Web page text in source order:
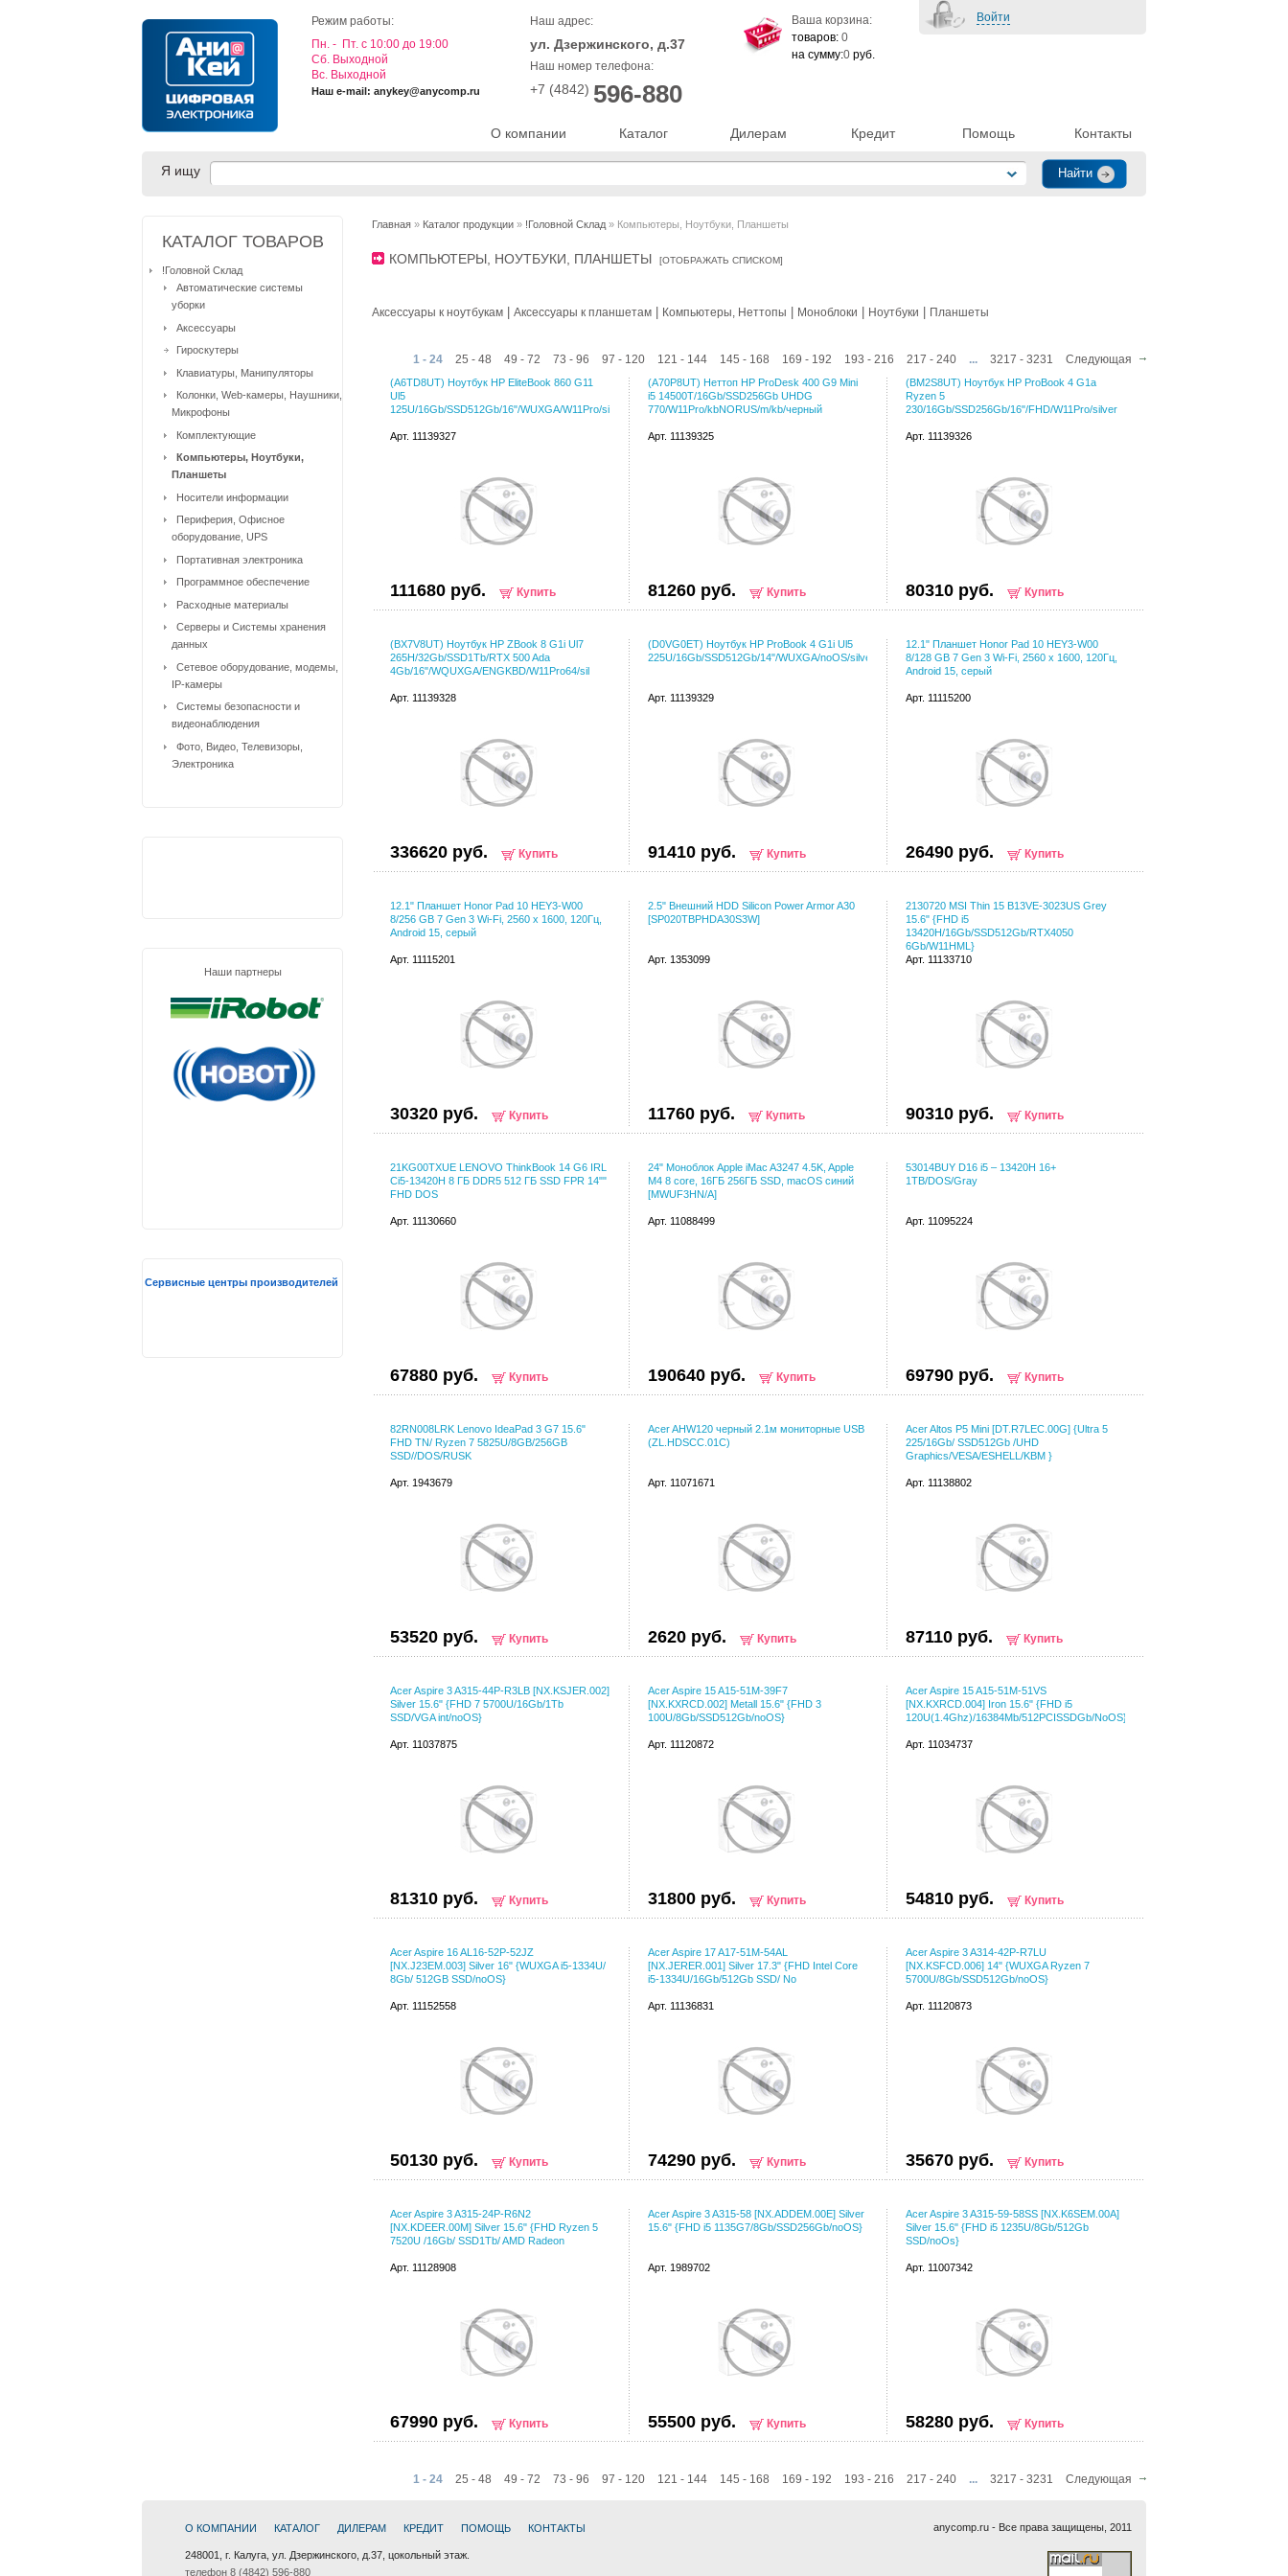
О компании Каталог Дилерам Кредит Помощь Контакты
Режим работы:
Пн. - Пт. с 10:00 до 19:00
Cб. Выходной
Вс. Выходной
Наш e-mail: anykey@anycomp.ru
Наш адрес:
ул. Дзержинского, д.37
Наш номер телефона:
+7 (4842) 596-880
Войти
Ваша корзина:
товаров: 0
на сумму:0 руб.
Я ищу
Главная » Каталог продукции » !Головной Склад » Компьютеры, Ноутбуки, Планшеты
КОМПЬЮТЕРЫ, НОУТБУКИ, ПЛАНШЕТЫ [ОТОБРАЖАТЬ СПИСКОМ]
Аксессуары к ноутбукам Аксессуары к планшетам Компьютеры, Неттопы Моноблоки Ноутбуки Планшеты
1 - 24 25 - 48 49 - 72 73 - 96 97 - 120 121 - 144 145 - 168 169 - 192 193 - 216 217 - 240 ... 3217 - 3231 Следующая
(A6TD8UT) Ноутбук HP EliteBook 860 G11
Ul5
125U/16Gb/SSD512Gb/16"/WUXGA/W11Pro/silver
Арт. 11139327
111680 руб. Купить
(A70P8UT) Неттоп HP ProDesk 400 G9 Mini
i5 14500T/16Gb/SSD256Gb UHDG
770/W11Pro/kbNORUS/m/kb/черный
Арт. 11139325
81260 руб. Купить
(BM2S8UT) Ноутбук HP ProBook 4 G1a
Ryzen 5
230/16Gb/SSD256Gb/16"/FHD/W11Pro/silver
Арт. 11139326
80310 руб. Купить
(BX7V8UT) Ноутбук HP ZBook 8 G1i Ul7
265H/32Gb/SSD1Tb/RTX 500 Ada
4Gb/16"/WQUXGA/ENGKBD/W11Pro64/sil
Арт. 11139328
336620 руб. Купить
(D0VG0ET) Ноутбук HP ProBook 4 G1i Ul5
225U/16Gb/SSD512Gb/14"/WUXGA/noOS/silver
Арт. 11139329
91410 руб. Купить
12.1" Планшет Honor Pad 10 HEY3-W00
8/128 GB 7 Gen 3 Wi-Fi, 2560 x 1600, 120Гц,
Android 15, серый
Арт. 11115200
26490 руб. Купить
12.1" Планшет Honor Pad 10 HEY3-W00
8/256 GB 7 Gen 3 Wi-Fi, 2560 x 1600, 120Гц,
Android 15, серый
Арт. 11115201
30320 руб. Купить
2.5" Внешний HDD Silicon Power Armor A30
[SP020TBPHDA30S3W]
Арт. 1353099
11760 руб. Купить
2130720 MSI Thin 15 B13VE-3023US Grey
15.6" {FHD i5
13420H/16Gb/SSD512Gb/RTX4050
6Gb/W11HML}
Арт. 11133710
90310 руб. Купить
21KG00TXUE LENOVO ThinkBook 14 G6 IRL
Ci5-13420H 8 ГБ DDR5 512 ГБ SSD FPR 14""
FHD DOS
Арт. 11130660
67880 руб. Купить
24" Моноблок Apple iMac A3247 4.5K, Apple
M4 8 core, 16ГБ 256ГБ SSD, macOS синий
[MWUF3HN/A]
Арт. 11088499
190640 руб. Купить
53014BUY D16 i5 – 13420H 16+
1TB/DOS/Gray
Арт. 11095224
69790 руб. Купить
82RN008LRK Lenovo IdeaPad 3 G7 15.6"
FHD TN/ Ryzen 7 5825U/8GB/256GB
SSD//DOS/RUSK
Арт. 1943679
53520 руб. Купить
Acer AHW120 черный 2.1м мониторные USB
(ZL.HDSCC.01C)
Арт. 11071671
2620 руб. Купить
Acer Altos P5 Mini [DT.R7LEC.00G] {Ultra 5
225/16Gb/ SSD512Gb /UHD
Graphics/VESA/ESHELL/KBM }
Арт. 11138802
87110 руб. Купить
Acer Aspire 3 A315-44P-R3LB [NX.KSJER.002]
Silver 15.6" {FHD 7 5700U/16Gb/1Tb
SSD/VGA int/noOS}
Арт. 11037875
81310 руб. Купить
Acer Aspire 15 A15-51M-39F7
[NX.KXRCD.002] Metall 15.6" {FHD 3
100U/8Gb/SSD512Gb/noOS}
Арт. 11120872
31800 руб. Купить
Acer Aspire 15 A15-51M-51VS
[NX.KXRCD.004] Iron 15.6" {FHD i5
120U(1.4Ghz)/16384Mb/512PCISSDGb/NoOS}
Арт. 11034737
54810 руб. Купить
Acer Aspire 16 AL16-52P-52JZ
[NX.J23EM.003] Silver 16" {WUXGA i5-1334U/
8Gb/ 512GB SSD/noOS}
Арт. 11152558
50130 руб. Купить
Acer Aspire 17 A17-51M-54AL
[NX.JERER.001] Silver 17.3" {FHD Intel Core
i5-1334U/16Gb/512Gb SSD/ No
Арт. 11136831
74290 руб. Купить
Acer Aspire 3 A314-42P-R7LU
[NX.KSFCD.006] 14" {WUXGA Ryzen 7
5700U/8Gb/SSD512Gb/noOS}
Арт. 11120873
35670 руб. Купить
Acer Aspire 3 A315-24P-R6N2
[NX.KDEER.00M] Silver 15.6" {FHD Ryzen 5
7520U /16Gb/ SSD1Tb/ AMD Radeon
Арт. 11128908
67990 руб. Купить
Acer Aspire 3 A315-58 [NX.ADDEM.00E] Silver
15.6" {FHD i5 1135G7/8Gb/SSD256Gb/noOS}
Арт. 1989702
55500 руб. Купить
Acer Aspire 3 A315-59-58SS [NX.K6SEM.00A]
Silver 15.6" {FHD i5 1235U/8Gb/512Gb
SSD/noOs}
Арт. 11007342
58280 руб. Купить
1 - 24 25 - 48 49 - 72 73 - 96 97 - 120 121 - 144 145 - 168 169 - 192 193 - 216 217 - 240 ... 3217 - 3231 Следующая
КАТАЛОГ ТОВАРОВ
!Головной Склад
Автоматические системы
уборки
Аксессуары
Гироскутеры
Клавиатуры, Манипуляторы
Колонки, Web-камеры, Наушники,
Микрофоны
Комплектующие
Компьютеры, Ноутбуки,
Планшеты
Носители информации
Периферия, Офисное
оборудование, UPS
Портативная электроника
Программное обеспечение
Расходные материалы
Серверы и Системы хранения
данных
Сетевое оборудование, модемы,
IP-камеры
Системы безопасности и
видеонаблюдения
Фото, Видео, Телевизоры,
Электроника
Наши партнеры
Сервисные центры производителей
О КОМПАНИИ КАТАЛОГ ДИЛЕРАМ КРЕДИТ ПОМОЩЬ КОНТАКТЫ
248001, г. Калуга, ул. Дзержинского, д.37, цокольный этаж.
телефон 8 (4842) 596-880
anycomp.ru - Все права защищены, 2011